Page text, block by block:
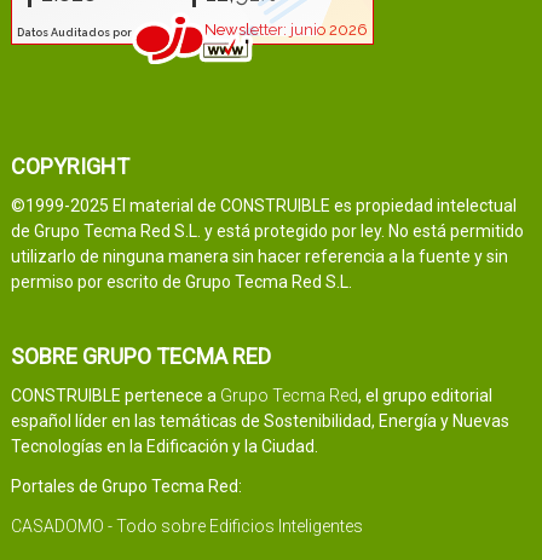
COPYRIGHT
©1999-2025 El material de CONSTRUIBLE es propiedad intelectual
de Grupo Tecma Red S.L. y está protegido por ley. No está permitido
utilizarlo de ninguna manera sin hacer referencia a la fuente y sin
permiso por escrito de Grupo Tecma Red S.L.
SOBRE GRUPO TECMA RED
CONSTRUIBLE pertenece a Grupo Tecma Red, el grupo editorial
español líder en las temáticas de Sostenibilidad, Energía y Nuevas
Tecnologías en la Edificación y la Ciudad.
Portales de Grupo Tecma Red:
CASADOMO - Todo sobre Edificios Inteligentes